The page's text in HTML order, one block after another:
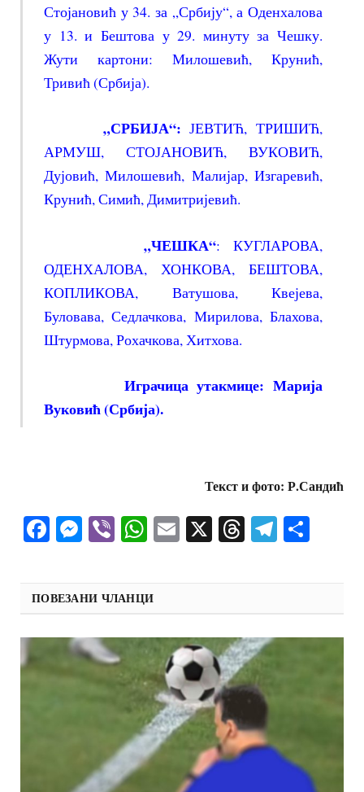
Стојановић у 34. за „Србију“, а Оденхалова
у 13. и Бештова у 29. минуту за Чешку.
Жути картони: Милошевић, Крунић,
Тривић (Србија).
„СРБИЈА“: ЈЕВТИЋ, ТРИШИЋ,
АРМУШ, СТОЈАНОВИЋ, ВУКОВИЋ,
Дујовић, Милошевић, Малијар, Изгаревић,
Крунић, Симић, Димитријевић.
„ЧЕШКА“: КУГЛАРОВА,
ОДЕНХАЛОВА, ХОНКОВА, БЕШТОВА,
КОПЛИКОВА, Ватушова, Квејева,
Буловава, Седлачкова, Мирилова, Блахова,
Штурмова, Рохачкова, Хитхова.
Играчица утакмице: Марија
Вуковић(Србија).
Текст и фото: Р.Сандић
Facebook
Messenger
ViberWhatsApp
Email
X Threads
ПОВЕЗАНИ ЧЛАНЦИ